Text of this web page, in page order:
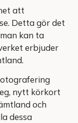
att
Detta gör det
kan ta
erbjuder
nytt körkort
och
dessa